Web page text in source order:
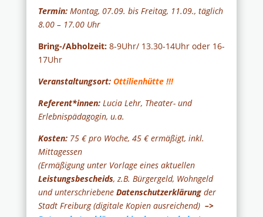
Termin:Montag, 07.09. bis Freitag, 11.09., täglich
8.00 – 17.00 Uhr
Bring-/Abholzeit:8-9Uhr/ 13.30-14Uhr oder 16-
17Uhr
Veranstaltungsort:Ottilienhütte !!!
Referent*innen:Lucia Lehr, Theater- und
Erlebnispädagogin, u.a.
Kosten:75 € pro Woche, 45 € ermäßigt, inkl.
Mittagessen
(Ermäßigung unter Vorlage eines aktuellen
Leistungsbescheids, z.B. Bürgergeld, Wohngeld
und unterschriebene Datenschutzerklärungder
Stadt Freiburg (digitale Kopien ausreichend) –>